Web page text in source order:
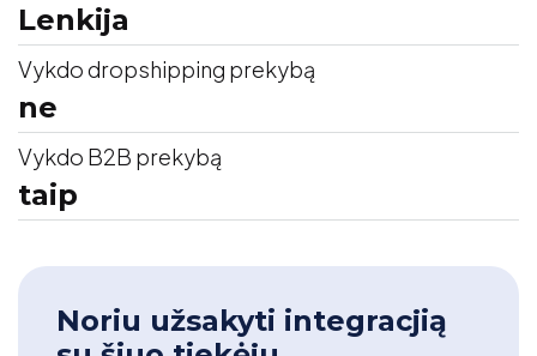
Lenkija
Vykdo dropshipping prekybą
ne
Vykdo B2B prekybą
taip
Noriu užsakyti integracjią